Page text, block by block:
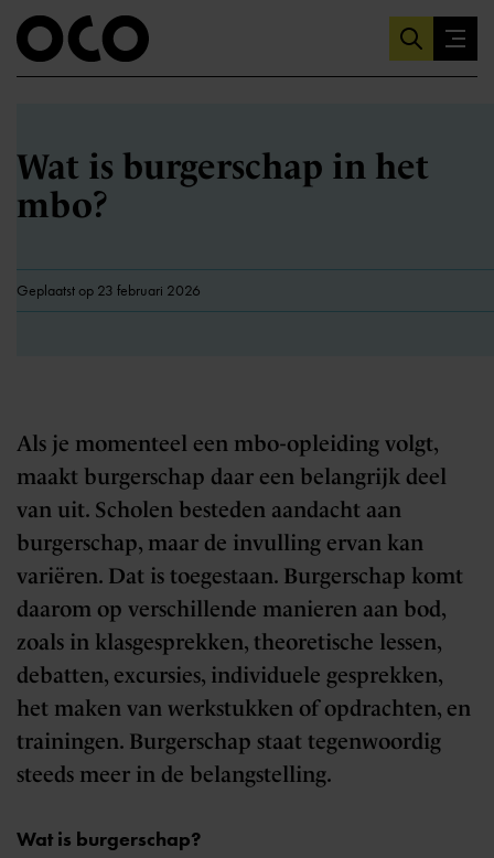
Wat is burgerschap in het
mbo?
Geplaatst op 23 februari 2026
Als je momenteel een mbo-opleiding volgt,
maakt burgerschap daar een belangrijk deel
van uit. Scholen besteden aandacht aan
burgerschap, maar de invulling ervan kan
variëren. Dat is toegestaan. Burgerschap komt
daarom op verschillende manieren aan bod,
zoals in klasgesprekken, theoretische lessen,
debatten, excursies, individuele gesprekken,
het maken van werkstukken of opdrachten, en
trainingen. Burgerschap staat tegenwoordig
steeds meer in de belangstelling.
Wat is burgerschap?